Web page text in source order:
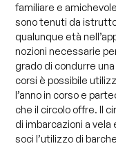
familiare e
sono tenuti da
qualunque età
nozioni necessarie
grado di condurre
corsi è possibile
l’anno in corso e
che il circolo offre. Il
di imbarcazioni a
soci l’utilizzo di